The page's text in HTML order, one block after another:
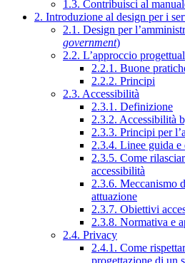
1.3. Contribuisci al
2. Introduzione al design per i
2.1. Design per
government)
2.2. L’approccio
2.2.1. Buone
2.2.2. Principi
2.3. Accessibilità
2.3.1. Definizione
2.3.2. Accessibilità
2.3.3. Principi per
2.3.4. Linee guida e
2.3.5. Come
accessibilità
2.3.6. Meccanismo
attuazione
2.3.7. Obiettivi
2.3.8. Normativa e
2.4. Privacy
2.4.1. Come
progettazione di un